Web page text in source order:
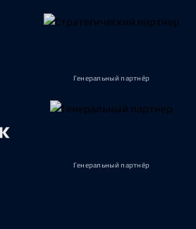
Генеральный партнёр
Генеральный партнёр